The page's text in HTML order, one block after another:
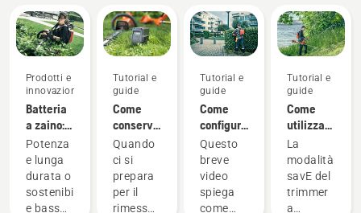
Prodotti e
innovazioni
Batteria
a zaino:
Una
rivoluzione
negli
utensili
portatili
Potenza
e lunga
durata o
sostenibilità
e basso
Tutorial e
guide
Come
conservare
la
batteria
Husqvarna
in
inverno
Quando
ci si
prepara
per il
rimessaggio
Tutorial e
guide
Come
configurare
e
montare
correttamente
la
batteria
Questo
breve
video
spiega
come
Tutorial e
guide
Come
utilizzare
la
modalità
savE sul
trimmer
a
La
modalità
savE del
trimmer
a